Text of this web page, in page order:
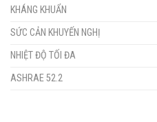
KHÁNG KHUẨN
SỨC CẢN KHUYẾN NGHỊ
NHIỆT ĐỘ TỐI ĐA
ASHRAE 52.2